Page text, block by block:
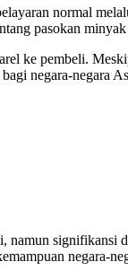
normal
pasokan
ke pembeli.
negara-negara
signifikansi
negara-